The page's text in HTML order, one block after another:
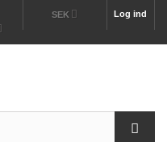
Log ind
SEK